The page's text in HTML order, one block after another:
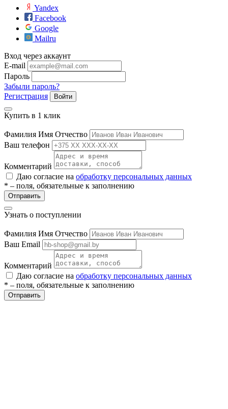
Yandex
Facebook
Google
Mailru
Вход через аккаунт
E-mail
Пароль
Забыли пароль?
Регистрация
Войти
Купить в 1 клик
Фамилия Имя Отчество
Ваш телефон
Комментарий
Даю согласие на обработку персональных данных
* – поля, обязательные к заполнению
Отправить
Узнать о поступлении
Фамилия Имя Отчество
Ваш Email
Комментарий
Даю согласие на обработку персональных данных
* – поля, обязательные к заполнению
Отправить